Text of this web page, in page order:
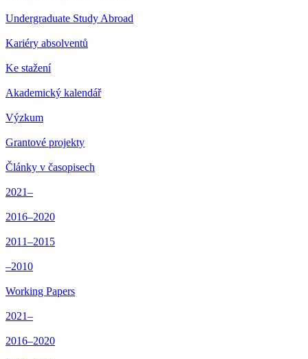
Undergraduate Study Abroad
Kariéry absolventů
Ke stažení
Akademický kalendář
Výzkum
Grantové projekty
Články v časopisech
2021–
2016–2020
2011–2015
–2010
Working Papers
2021–
2016–2020